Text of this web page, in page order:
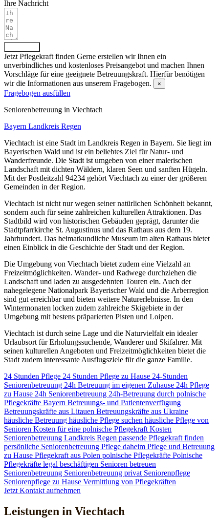
Ihre Nachricht
Jetzt Pflegekraft finden Gerne erstellen wir Ihnen ein
unverbindliches und kostenloses Preisangebot und machen Ihnen
Vorschläge für eine geeignete Betreuungskraft. Hierfür benötigen
wir die Informationen aus unserem Fragebogen.
×
Fragebogen ausfüllen
Senioren­betreuung in Viechtach
Bayern Landkreis Regen
Viechtach ist eine Stadt im Landkreis Regen in Bayern. Sie liegt im
Bayerischen Wald und ist ein beliebtes Ziel für Natur- und
Wanderfreunde. Die Stadt ist umgeben von einer malerischen
Landschaft mit dichten Wäldern, klaren Seen und sanften Hügeln.
Mit der Postleitzahl 94234 gehört Viechtach zu einer der größeren
Gemeinden in der Region.
Viechtach ist nicht nur wegen seiner natürlichen Schönheit bekannt,
sondern auch für seine zahlreichen kulturellen Attraktionen. Das
Stadtbild wird von historischen Gebäuden geprägt, darunter die
Stadtpfarrkirche St. Augustinus und das Rathaus aus dem 19.
Jahrhundert. Das heimatkundliche Museum im alten Rathaus bietet
einen Einblick in die Geschichte der Stadt und der Region.
Die Umgebung von Viechtach bietet zudem eine Vielzahl an
Freizeitmöglichkeiten. Wander- und Radwege durchziehen die
Landschaft und laden zu ausgedehnten Touren ein. Auch der
nahegelegene Nationalpark Bayerischer Wald und die Arberregion
sind gut erreichbar und bieten weitere Naturerlebnisse. In den
Wintermonaten locken zudem zahlreiche Skigebiete in der
Umgebung mit bestens präparierten Pisten und Loipen.
Viechtach ist durch seine Lage und die Naturvielfalt ein idealer
Urlaubsort für Erholungssuchende, Wanderer und Skifahrer. Mit
seinen kulturellen Angeboten und Freizeitmöglichkeiten bietet die
Stadt zudem interessante Ausflugsziele für die ganze Familie.
24 Stunden Pflege 24 Stunden Pflege zu Hause 24-Stunden
Seniorenbetreuung 24h Betreuung im eigenen Zuhause 24h Pflege
zu Hause 24h Seniorenbetreuung 24h-Betreuung durch polnische
Pflegekräfte Bayern Betreuungs- und Patientenverfügung
Betreuungskräfte aus Litauen Betreuungskräfte aus Ukraine
häusliche Betreuung häusliche Pflege suchen häusliche Pflege von
Senioren Kosten für eine polnische Pflegekraft Kosten
Seniorenbetreuung Landkreis Regen passende Pflegekraft finden
persönliche Seniorenbetreuung Pflege daheim Pflege und Betreuung
zu Hause Pflegekraft aus Polen polnische Pflegekräfte Polnische
Pflegekräfte legal beschäftigen Senioren betreuen
Seniorenbetreuung Seniorenbetreuung privat Seniorenpflege
Seniorenpflege zu Hause Vermittlung von Pflegekräften
Jetzt Kontakt aufnehmen
Leistungen in Viechtach